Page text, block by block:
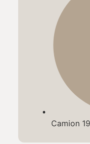
Camion